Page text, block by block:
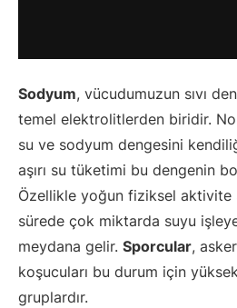
Sodyum, vücudumuzun sıvı
temel elektrolitlerden biridir.
su ve sodyum dengesini
aşırı su tüketimi bu dengenin
Özellikle yoğun fiziksel aktivite
sürede çok miktarda suyu
meydana gelir. Sporcular,
koşucuları bu durum için
gruplardır.